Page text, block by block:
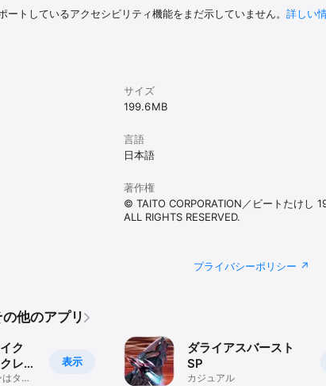
ートしているアクセシビリティ機能をまだ示していません。 詳しい
サイズ
199.6 MB
言語
日本語
著作権
© TAITO CORPORATION／ビートたけし
ALL RIGHTS RESERVED.
プライバシーポリシー
他のアプリ
表示
ク
レー
レ)
タイ
ダライアスバースト
SP
カジュアル